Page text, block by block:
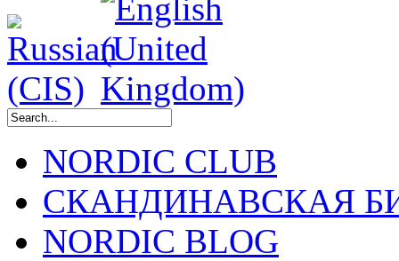
NORDIC CLUB
СКАНДИНАВСКАЯ
NORDIC BLOG